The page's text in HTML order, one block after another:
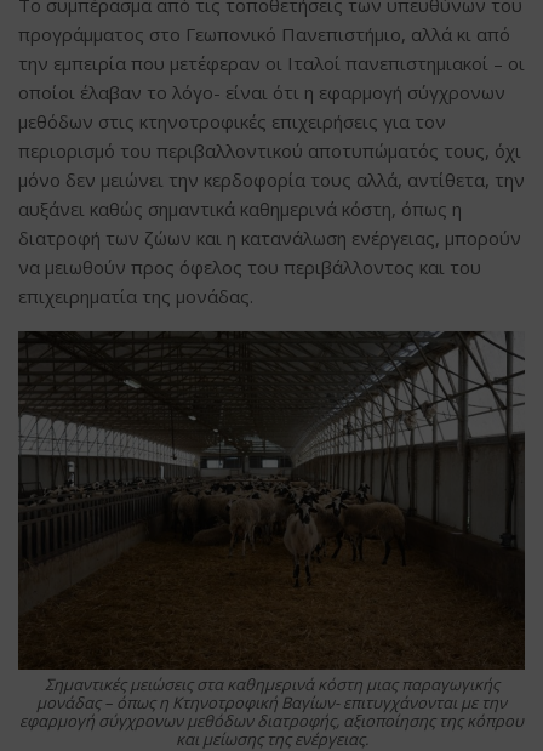
Το συμπέρασμα από τις τοποθετήσεις των υπευθύνων του
προγράμματος στο Γεωπονικό Πανεπιστήμιο, αλλά κι από
την εμπειρία που μετέφεραν οι Ιταλοί πανεπιστημιακοί – οι
οποίοι έλαβαν το λόγο- είναι ότι η εφαρμογή σύγχρονων
μεθόδων στις κτηνοτροφικές επιχειρήσεις για τον
περιορισμό του περιβαλλοντικού αποτυπώματός τους, όχι
μόνο δεν μειώνει την κερδοφορία τους αλλά, αντίθετα, την
αυξάνει καθώς σημαντικά καθημερινά κόστη, όπως η
διατροφή των ζώων και η κατανάλωση ενέργειας, μπορούν
να μειωθούν προς όφελος του περιβάλλοντος και του
επιχειρηματία της μονάδας.
Σημαντικές μειώσεις στα καθημερινά κόστη μιας παραγωγικής
μονάδας – όπως η Κτηνοτροφική Βαγίων- επιτυγχάνονται με την
εφαρμογή σύγχρονων μεθόδων διατροφής, αξιοποίησης της κόπρου
και μείωσης της ενέργειας.